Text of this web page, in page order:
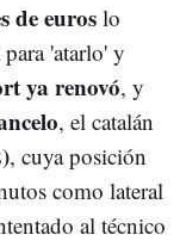
de euros lo
'atarlo' y
ya renovó, y
, el catalán
, cuya posición
como lateral
al técnico